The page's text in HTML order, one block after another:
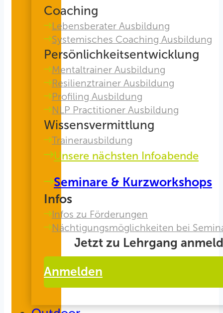
Coaching
Lebensberater Ausbildung
Systemisches Coaching Ausbildung
Persönlichkeitsentwicklung
Mentaltrainer Ausbildung
Resilienztrainer Ausbildung
Profiling Ausbildung
NLP Practitioner Ausbildung
Wissensvermittlung
Trainerausbildung
Unsere nächsten Infoabende
Seminare & Kurzworkshops
Infos
Infos zu Förderungen
Nächtigungsmöglichkeiten bei
Jetzt zu Lehrgang
Anmelden